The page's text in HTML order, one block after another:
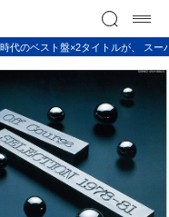
代のベスト盤×2タイトルが、 ス